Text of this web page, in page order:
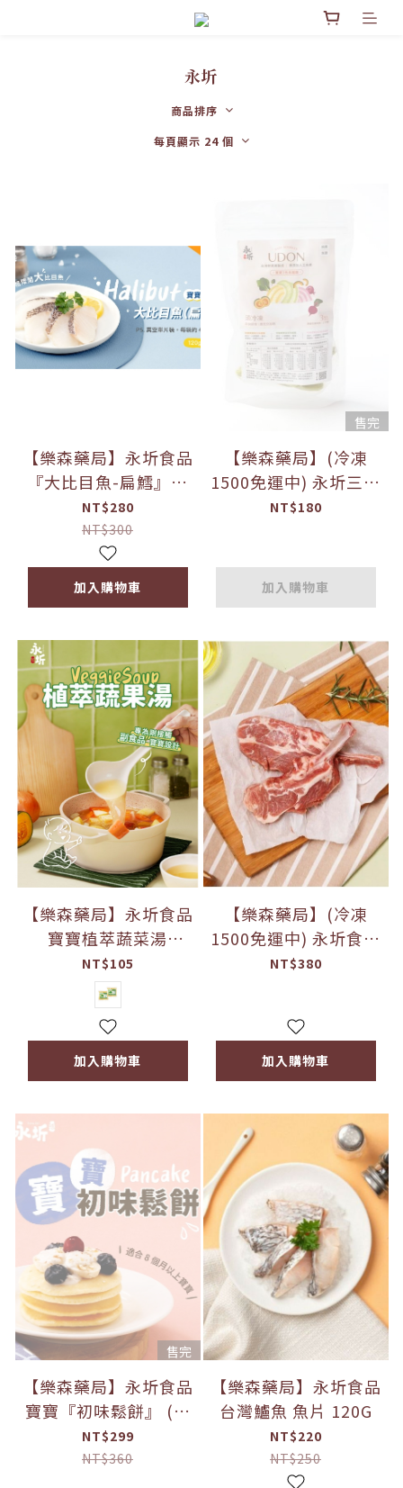
永圻
商品排序
每頁顯示 24 個
【樂森藥局】永圻食品
『大比目魚-扁鱈』一
口魚片-120g (食用仍
需留意刺)
NT$280
NT$300
加入購物車
售完
【樂森藥局】(冷凍
1500免運中) 永圻三色
寶寶蔬菜細麵-360g
NT$180
加入購物車
【樂森藥局】永圻食品
寶寶植萃蔬菜湯
150ml/300ml (單包)
NT$105
加入購物車
【樂森藥局】(冷凍
1500免運中) 永圻食品
『紐西蘭』小羔羊肩
NT$380
加入購物車
售完
【樂森藥局】永圻食品
寶寶『初味鬆餅』 (無
糖/無鹽/無奶油)
NT$299
NT$360
【樂森藥局】永圻食品
台灣鱸魚 魚片 120G
NT$220
NT$250